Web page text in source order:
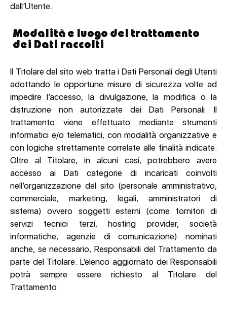
dall’Utente.
Modalità e luogo del trattamento
dei Dati raccolti
Il Titolare del sito web tratta i Dati Personali degli Utenti
adottando le opportune misure di sicurezza volte ad
impedire l’accesso, la divulgazione, la modifica o la
distruzione non autorizzate dei Dati Personali. Il
trattamento viene effettuato mediante strumenti
informatici e/o telematici, con modalità organizzative e
con logiche strettamente correlate alle finalità indicate.
Oltre al Titolare, in alcuni casi, potrebbero avere
accesso ai Dati categorie di incaricati coinvolti
nell’organizzazione del sito (personale amministrativo,
commerciale, marketing, legali, amministratori di
sistema) ovvero soggetti esterni (come fornitori di
servizi tecnici terzi, hosting provider, società
informatiche, agenzie di comunicazione) nominati
anche, se necessario, Responsabili del Trattamento da
parte del Titolare. L’elenco aggiornato dei Responsabili
potrà sempre essere richiesto al Titolare del
Trattamento.